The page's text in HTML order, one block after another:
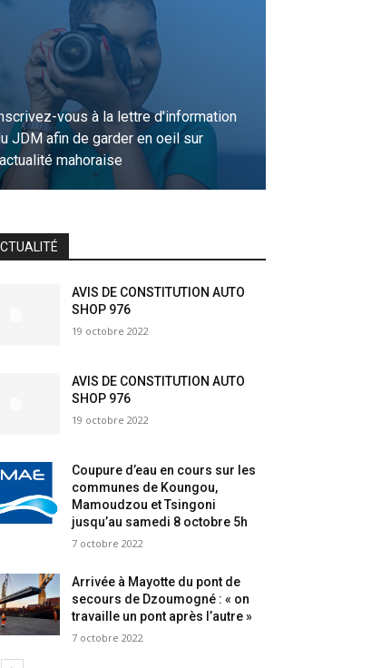
vous à la lettre d'information
JDM afin de garder en oeil sur
mahoraise
AVIS DE CONSTITUTION AUTO
SHOP 976
19 octobre 2022
AVIS DE CONSTITUTION AUTO
SHOP 976
19 octobre 2022
Coupure d’eau en cours sur les
communes de Koungou,
Mamoudzou et Tsingoni
jusqu’au samedi 8 octobre 5h
7 octobre 2022
Arrivée à Mayotte du pont de
secours de Dzoumogné : « on
travaille un pont après l’autre »
7 octobre 2022